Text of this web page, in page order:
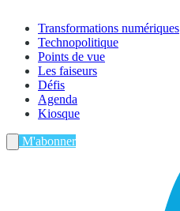
Transformations numériques
Technopolitique
Points de vue
Les faiseurs
Défis
Agenda
Kiosque
M'abonner